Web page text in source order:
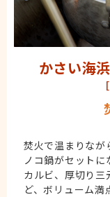
かさい海
焚火で温まりなが
ノコ鍋がセットに
カルビ、厚切り三
ど、ボリューム満